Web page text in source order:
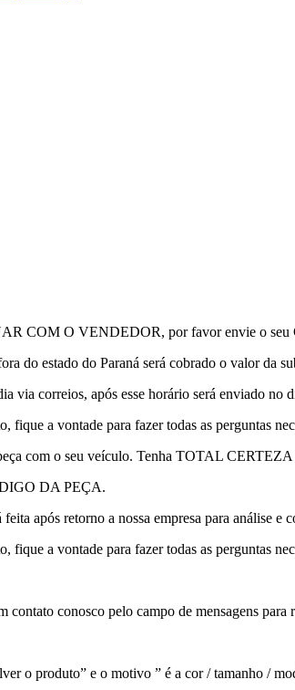
COM O VENDEDOR, por favor envie o seu
do estado do Paraná será cobrado o valor da
via correios, após esse horário será enviado no
fique a vontade para fazer todas as perguntas
com o seu veículo. Tenha TOTAL CERTEZA
DA PEÇA.
após retorno a nossa empresa para análise e
fique a vontade para fazer todas as perguntas
contato conosco pelo campo de mensagens
o produto” e o motivo ” é a cor / tamanho /